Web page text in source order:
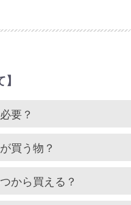
要？
買う物？
から買える？